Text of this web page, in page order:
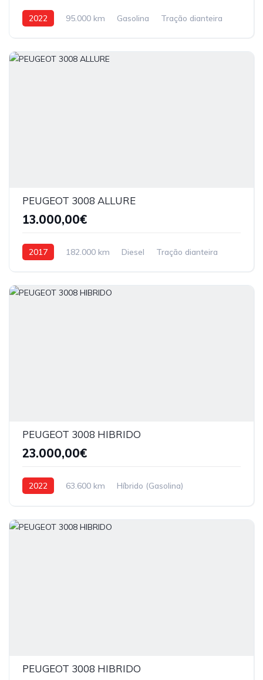
2022 95.000 km Gasolina Tração dianteira
PEUGEOT 3008 ALLURE
13.000,00€
2017 182.000 km Diesel Tração dianteira
PEUGEOT 3008 HIBRIDO
23.000,00€
2022 63.600 km
Híbrido (Gasolina)
PEUGEOT 3008 HIBRIDO